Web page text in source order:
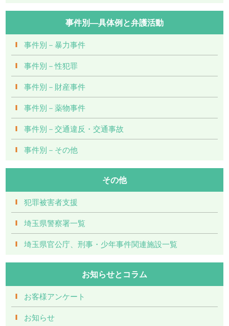
事件別―具体例と弁護活動
事件別－暴力事件
事件別－性犯罪
事件別－財産事件
事件別－薬物事件
事件別－交通違反・交通事故
事件別－その他
その他
犯罪被害者支援
埼玉県警察署一覧
埼玉県官公庁、刑事・少年事件関連施設一覧
お知らせとコラム
お客様アンケート
お知らせ